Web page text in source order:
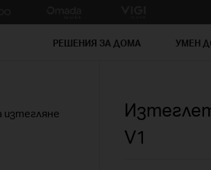
РЕШЕНИЯ ЗА ДОМА УМЕН
изтегляне
V1